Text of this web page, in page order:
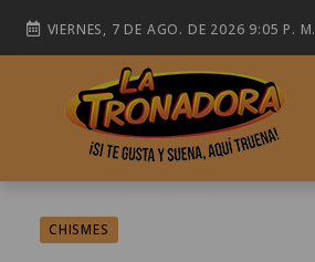
VIERNES, 7 DE AGO. DE 2026 9:05 P. M.
CHISMES